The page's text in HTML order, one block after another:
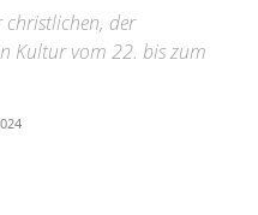
christlichen, der
Kultur vom 22. bis zum